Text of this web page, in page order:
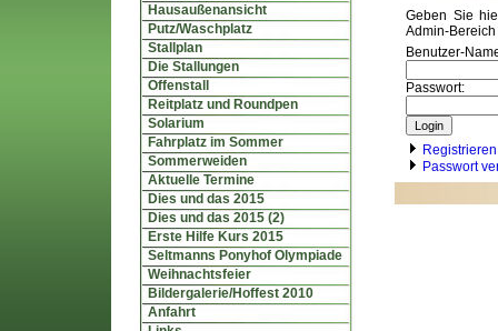
Hausaußenansicht
Putz/Waschplatz
Stallplan
Die Stallungen
Offenstall
Reitplatz und Roundpen
Solarium
Fahrplatz im Sommer
Sommerweiden
Aktuelle Termine
Dies und das 2015
Dies und das 2015 (2)
Erste Hilfe Kurs 2015
Seltmanns Ponyhof Olympiade
Weihnachtsfeier
Bildergalerie/Hoffest 2010
Anfahrt
Geben Sie
Admin-
Benutzer-
Passwort:
Registrieren
Passwort